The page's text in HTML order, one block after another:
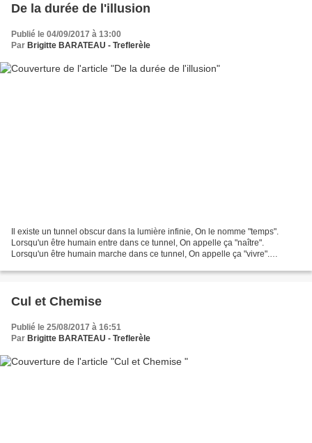
De la durée de l'illusion
Publié le 04/09/2017 à 13:00
Par Brigitte BARATEAU - Treflerèle
Il existe un tunnel obscur dans la lumière infinie, On le nomme "temps".
Lorsqu'un être humain entre dans ce tunnel, On appelle ça "naître".
Lorsqu'un être humain marche dans ce tunnel, On appelle ça "vivre".
Cul et Chemise
Publié le 25/08/2017 à 16:51
Par Brigitte BARATEAU - Treflerèle